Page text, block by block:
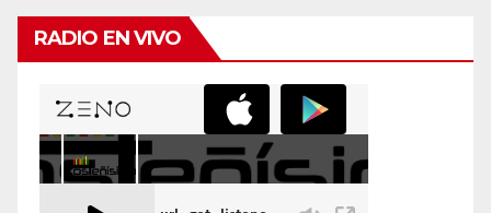
RADIO EN VIVO